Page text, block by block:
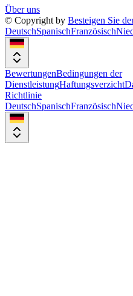
Über uns
© Copyright by Besteigen Sie
DeutschSpanischFranzösisch
BewertungenBedingungen der
DienstleistungHaftungsverzicht
Richtlinie
DeutschSpanischFranzösisch